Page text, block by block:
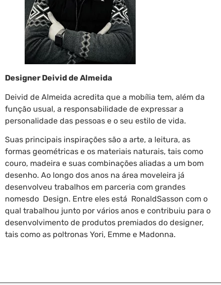
Designer Deivid de Almeida
Deivid de Almeida acredita que a mobília tem, além da
função usual, a responsabilidade de expressar a
personalidade das pessoas e o seu estilo de vida.
Suas principais inspirações são a arte, a leitura, as
formas geométricas e os materiais naturais, tais como
couro, madeira e suas combinações aliadas a um bom
desenho. Ao longo dos anos na área moveleira já
desenvolveu trabalhos em parceria com grandes
nomesdo Design. Entre eles está RonaldSasson com o
qual trabalhou junto por vários anos e contribuiu para o
desenvolvimento de produtos premiados do designer,
tais como as poltronas Yori, Emme e Madonna.